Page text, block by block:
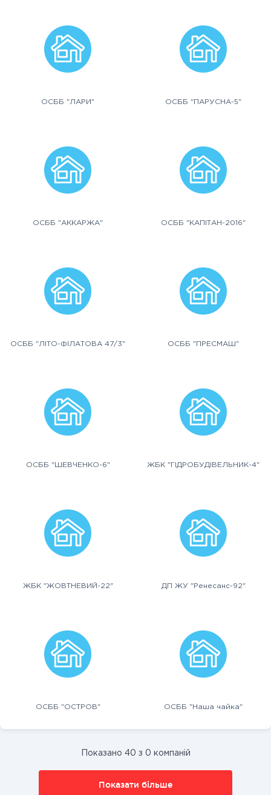
ОСББ "ЛАРИ" ОСББ "ПАРУСНА-5"
ОСББ "АККАРЖА" ОСББ "КАПІТАН-2016"
ОСББ "ЛІТО-ФІЛАТОВА 47/3" ОСББ "ПРЕСМАШ"
ОСББ "ШЕВЧЕНКО-6" ЖБК "ГІДРОБУДІВЕЛЬНИК-4"
ЖБК "ЖОВТНЕВИЙ-22" ДП ЖУ "Ренесанс-92"
ОСББ "ОСТРОВ" ОСББ "Наша чайка"
Показано 40 з 0 компаній
Показати більше